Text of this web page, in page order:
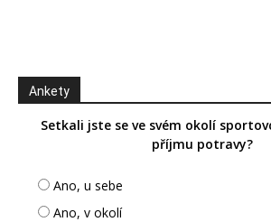
Ankety
Setkali jste se ve svém okolí
příjmu potravy?
Ano, u sebe
Ano, v okolí